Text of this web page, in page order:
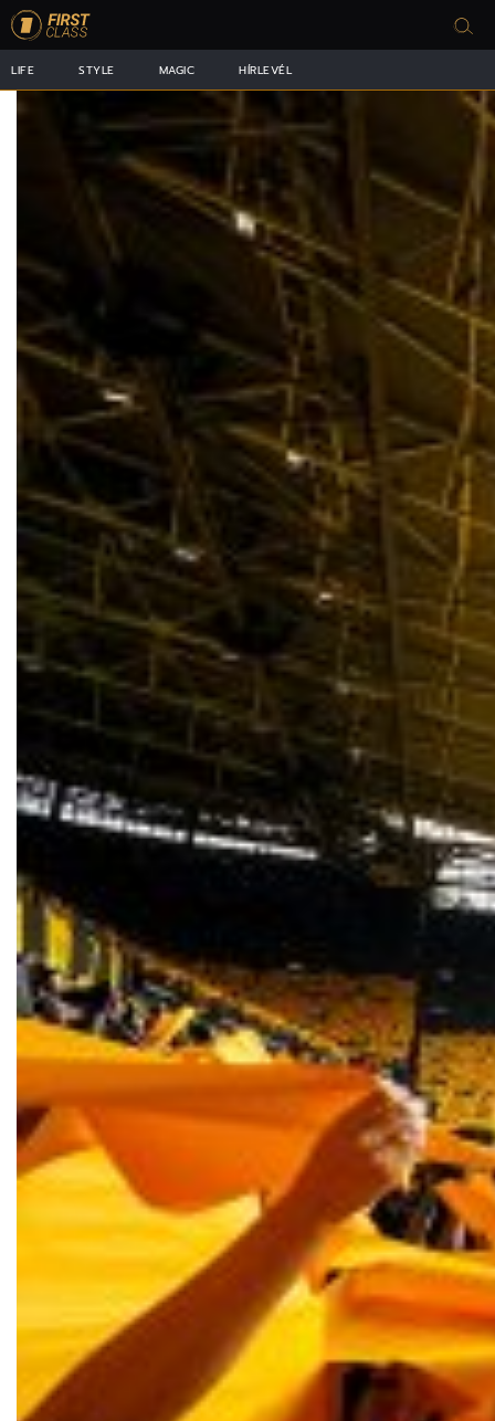
LIFE STYLE MAGIC HÍRLEVÉL